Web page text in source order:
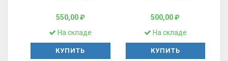
550,00 ₽
На складе
КУПИТЬ
500,00 ₽
На складе
КУПИТЬ